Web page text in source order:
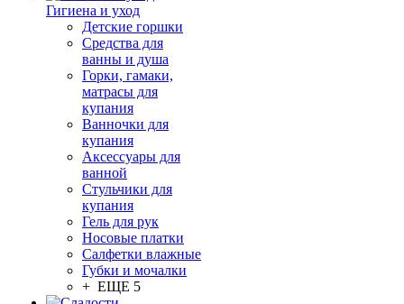
Гигиена и уход
Детские горшки
Средства для
ванны и душа
Горки, гамаки,
матрасы для
купания
Ванночки для
купания
Аксессуары для
ванной
Стульчики для
купания
Гель для рук
Носовые платки
Салфетки влажные
Губки и мочалки
+ ЕЩЕ 5